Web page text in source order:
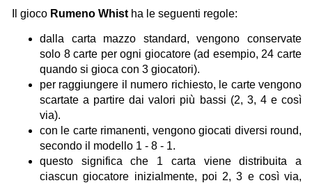
Il gioco Rumeno Whist ha le seguenti regole:
dalla carta mazzo standard, vengono conservate
solo 8 carte per ogni giocatore (ad esempio, 24 carte
quando si gioca con 3 giocatori).
per raggiungere il numero richiesto, le carte vengono
scartate a partire dai valori più bassi (2, 3, 4 e così
via).
con le carte rimanenti, vengono giocati diversi round,
secondo il modello 1 - 8 - 1.
questo significa che 1 carta viene distribuita a
ciascun giocatore inizialmente, poi 2, 3 e così via,